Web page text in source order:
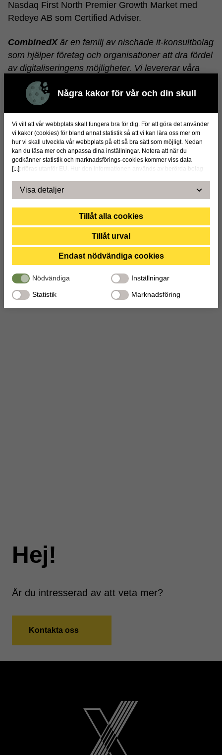
Några kakor för vår och din skull
[...]
Vi vill att vår webbplats skall fungera bra för dig. För att göra det använder
vi kakor (cookies) för bland annat statistik så att vi kan lära oss mer om
hur vi skall utveckla vår webbplats på ett så bra sätt som möjligt. Nedan
kan du läsa mer och anpassa dina inställningar. Notera att när du
godkänner statistik och marknadsförings-cookies kommer viss data
överföras utanför EU. Hur den informationen används av berörda bolag
gällande hantering av personuppgifter som ställs inom EU, vilket kan
innebära vissa risker för dina personuppgifter. De berörda bolagen måste
en sådan begäran. Det kan dock vara svårt eller omöjligt för dig att hävda
personuppgifter som de brottsbekämpande myndigheterna har fått
tillgång till. Genom att godkänna statistik och marknadsförings-cookies
nedan bekräftar du att du samtycker till att data överförs till tredje land.
Visa detaljer
Tillåt alla cookies
Tillåt urval
Endast nödvändiga cookies
Nödvändiga Inställningar
Statistik Marknadsföring
Nasdaq First North Premier Growth Market med
Redeye AB som Certified Adviser.
CombinedXär en familj av nischade it-konsultbolag
som hjälper företag och organisationer att dra fördel
av digitaliseringens möjligheter. Vi levererar våra
tjänster genom helägda dotterbolag som har
marknadsledande teknik- och affärskunnande inom
sina resp. områden. Tillsammans är vi ca 450
specialister i Sverige och Norge.
combinedx.com |info@combinedx.com| +46
54 400 25 10 | Tynäsgatan 10, 652 16 KARLSTAD
Dokument & länkar
220818 - Ny VD Netgain CX
Hej!
Är du intresserad av att veta mer?
Kontakta oss